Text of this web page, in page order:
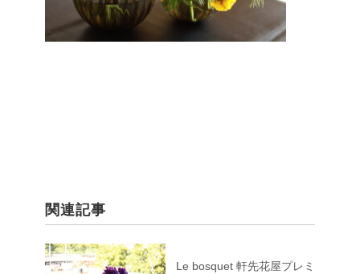
関連記事
Le bosquet 軒先花屋プレミ